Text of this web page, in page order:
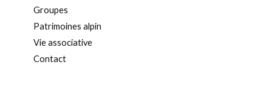
Groupes
Patrimoines alpin
Vie associative
Contact